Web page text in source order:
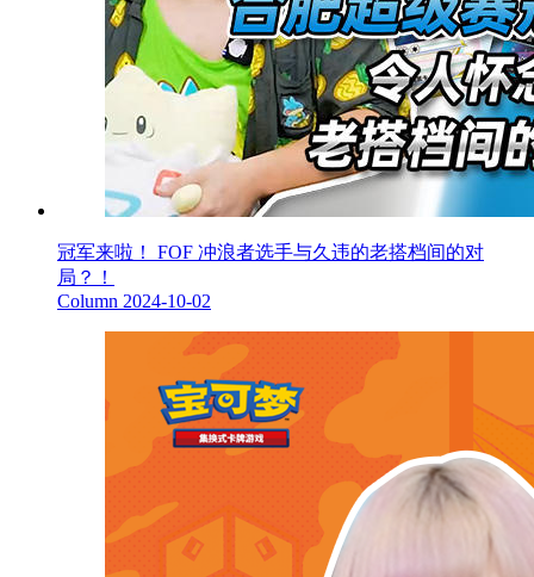
冠军来啦！ FOF 冲浪者选手与久违的老搭档间的对
局？！
Column 2024-10-02